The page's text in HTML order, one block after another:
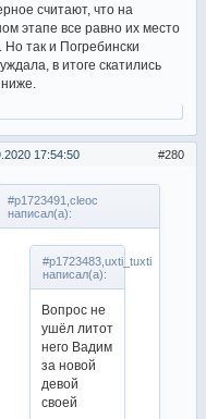
считают, что на
этапе все равно их место
Но так и Погребински
в итоге скатились
280
17:54:50
#p1723491,cleoc
написал(а):
#p1723483,uxti_tuxti
написал(а):
Вопрос не
ушёл литот
него Вадим
за новой
девой
своей